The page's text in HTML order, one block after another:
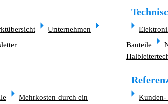
Unternehmen
Bauteile
Mehrkosten durch ein